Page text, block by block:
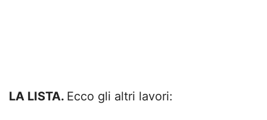
LA LISTA. Ecco gli altri lavori: